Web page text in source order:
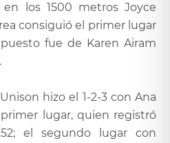
en los 1500 metros Joyce
consiguió el primer lugar
puesto fue de Karen Airam
hizo el 1-2-3 con Ana
lugar, quien registró
el segundo lugar con